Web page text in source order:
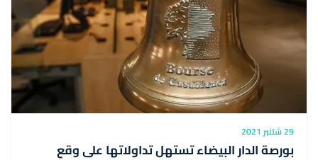
29 شتنبر 2021
بورصة الدار البيضاء تستهل تداولاتها على وقع